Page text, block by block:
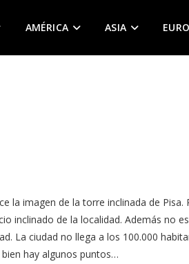
AMÉRICA ASIA
la imagen de la torre inclinada de Pisa.
inclinado de la localidad. Además no
La ciudad no llega a los 100.000
hay algunos puntos…